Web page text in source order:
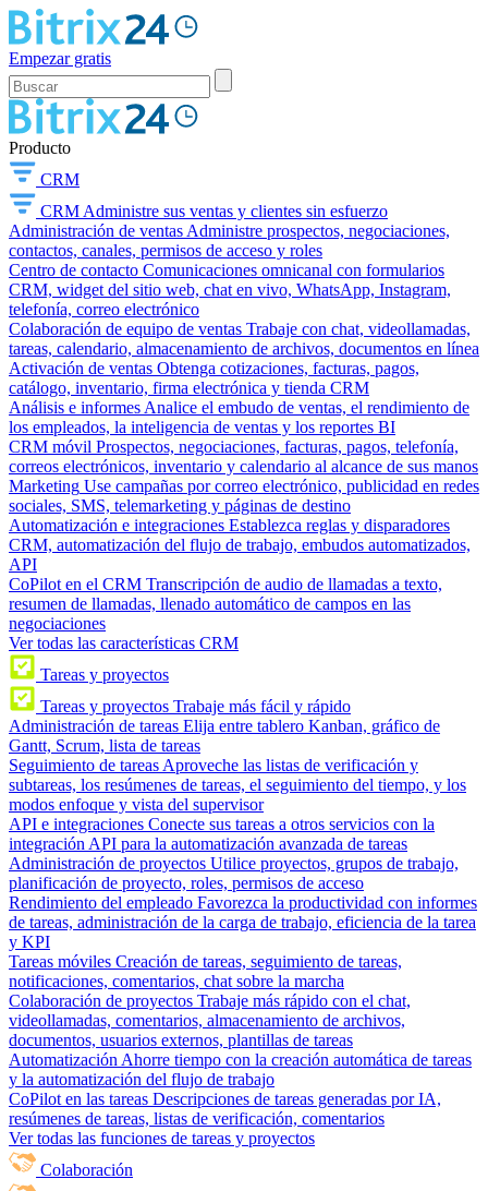
Empezar gratis
Producto
CRM
CRM Administre sus ventas y clientes sin esfuerzo
Administración de ventas Administre prospectos, negociaciones,
contactos, canales, permisos de acceso y roles
Centro de contacto Comunicaciones omnicanal con formularios
CRM, widget del sitio web, chat en vivo, WhatsApp, Instagram,
telefonía, correo electrónico
Colaboración de equipo de ventas Trabaje con chat, videollamadas,
tareas, calendario, almacenamiento de archivos, documentos en línea
Activación de ventas Obtenga cotizaciones, facturas, pagos,
catálogo, inventario, firma electrónica y tienda CRM
Análisis e informes Analice el embudo de ventas, el rendimiento de
los empleados, la inteligencia de ventas y los reportes BI
CRM móvil Prospectos, negociaciones, facturas, pagos, telefonía,
correos electrónicos, inventario y calendario al alcance de sus manos
Marketing Use campañas por correo electrónico, publicidad en redes
sociales, SMS, telemarketing y páginas de destino
Automatización e integraciones Establezca reglas y disparadores
CRM, automatización del flujo de trabajo, embudos automatizados,
API
CoPilot en el CRM Transcripción de audio de llamadas a texto,
resumen de llamadas, llenado automático de campos en las
negociaciones
Ver todas las características CRM
Tareas y proyectos
Tareas y proyectos Trabaje más fácil y rápido
Administración de tareas Elija entre tablero Kanban, gráfico de
Gantt, Scrum, lista de tareas
Seguimiento de tareas Aproveche las listas de verificación y
subtareas, los resúmenes de tareas, el seguimiento del tiempo, y los
modos enfoque y vista del supervisor
API e integraciones Conecte sus tareas a otros servicios con la
integración API para la automatización avanzada de tareas
Administración de proyectos Utilice proyectos, grupos de trabajo,
planificación de proyecto, roles, permisos de acceso
Rendimiento del empleado Favorezca la productividad con informes
de tareas, administración de la carga de trabajo, eficiencia de la tarea
y KPI
Tareas móviles Creación de tareas, seguimiento de tareas,
notificaciones, comentarios, chat sobre la marcha
Colaboración de proyectos Trabaje más rápido con el chat,
videollamadas, comentarios, almacenamiento de archivos,
documentos, usuarios externos, plantillas de tareas
Automatización Ahorre tiempo con la creación automática de tareas
y la automatización del flujo de trabajo
CoPilot en las tareas Descripciones de tareas generadas por IA,
resúmenes de tareas, listas de verificación, comentarios
Ver todas las funciones de tareas y proyectos
Colaboración